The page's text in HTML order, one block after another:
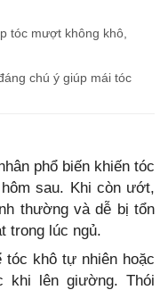
tóc mượt không khô,
chú ý giúp mái tóc
phổ biến khiến tóc
sau. Khi còn ướt,
thường và dễ bị tổn
trong lúc ngủ.
tóc khô tự nhiên hoặc
lên giường. Thói